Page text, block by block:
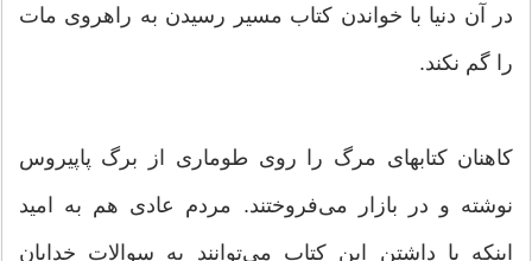
در آن دنیا با خواندن كتاب مسیر رسیدن به راهروی مات
را گم نكند.
كاهنان كتابهای مرگ را روی طوماری از برگ پاپیروس
نوشته و در بازار می‌فروختند. مردم عادی هم به امید
اینكه با داشتن این كتاب می‌توانند به سوالات خدایان